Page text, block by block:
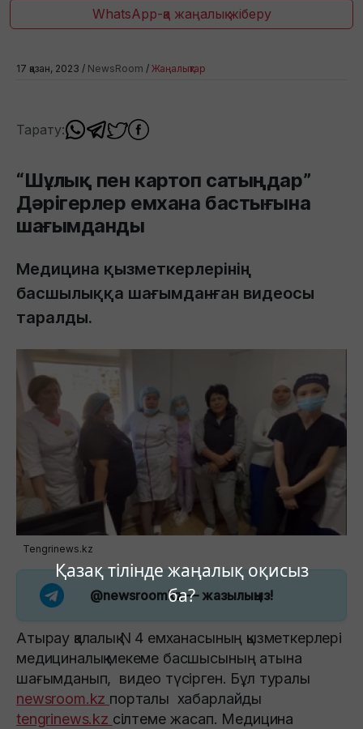
Қазақ тілінде жаңалық оқисыз
ба?
WhatsApp-қа жаңалық жіберу
17 қазан, 2023 / NewsRoom / Жаңалықтар
Тарату:
“Шұлық пен картоп сатыңдар”
Дәрігерлер емхана бастығына
шағымданды
Медицина қызметкерлерінің
басшылыққа шағымданған видеосы
таралды.
Tengrinews.kz
@newsroomkz— жазылыңыз!
Атырау қалалық N 4 емханасының қызметкерлері
медициналық мекеме басшысының атына
шағымданып, видео түсірген. Бұл туралы
newsroom.kz порталы хабарлайды
tengrinews.kz сілтеме жасап. Медицина